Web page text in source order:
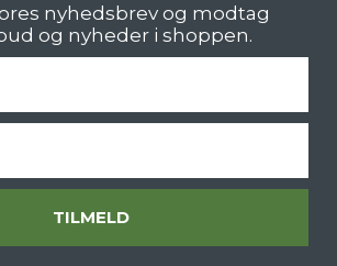
nyhedsbrev og modtag
og nyheder i shoppen.
TILMELD